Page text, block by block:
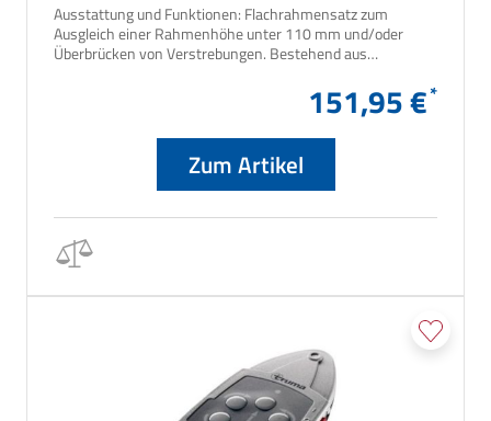
Ausstattung und Funktionen: Flachrahmensatz zum
Ausgleich einer Rahmenhöhe unter 110 mm und/oder
Überbrücken von Verstrebungen. Bestehend aus
151,95 €
Zum Artikel